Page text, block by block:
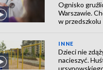
Ognisko
Warszawie.
w przedszkolu
INNE
Dzieci nie
nacieszyć.